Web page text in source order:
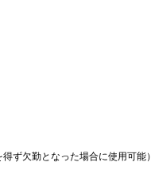
ず欠勤となった場合に使用可能）